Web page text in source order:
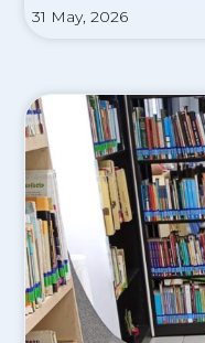
31 May, 2026